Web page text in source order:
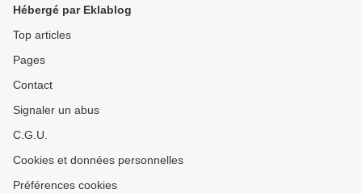
Hébergé par Eklablog
Top articles
Pages
Contact
Signaler un abus
C.G.U.
Cookies et données personnelles
Préférences cookies